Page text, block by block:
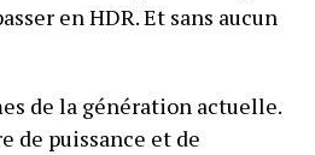
en HDR. Et sans aucun
de la génération actuelle.
de puissance et de